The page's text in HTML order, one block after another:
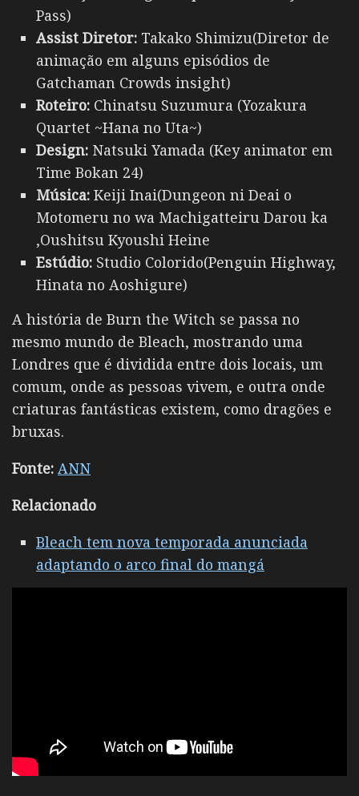
Pass)
Assist Diretor: Takako Shimizu(Diretor de
animação em alguns episódios de
Gatchaman Crowds insight)
Roteiro: Chinatsu Suzumura (Yozakura
Quartet ~Hana no Uta~)
Design: Natsuki Yamada (Key animator em
Time Bokan 24)
Música: Keiji Inai(Dungeon ni Deai o
Motomeru no wa Machigatteiru Darou ka
,Oushitsu Kyoushi Heine
Estúdio: Studio Colorido(Penguin Highway,
Hinata no Aoshigure)
A história de Burn the Witch se passa no
mesmo mundo de Bleach, mostrando uma
Londres que é dividida entre dois locais, um
comum, onde as pessoas vivem, e outra onde
criaturas fantásticas existem, como dragões e
bruxas.
Fonte: ANN
Relacionado
Bleach tem nova temporada anunciada
adaptando o arco final do mangá